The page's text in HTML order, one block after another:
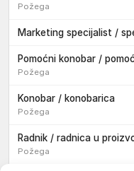
Požega
Marketing specijalist /
Pomoćni konobar /
Požega
Konobar / konobarica
Požega
Radnik / radnica u
Požega